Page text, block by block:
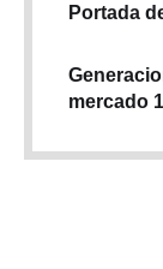
Portada
mercado